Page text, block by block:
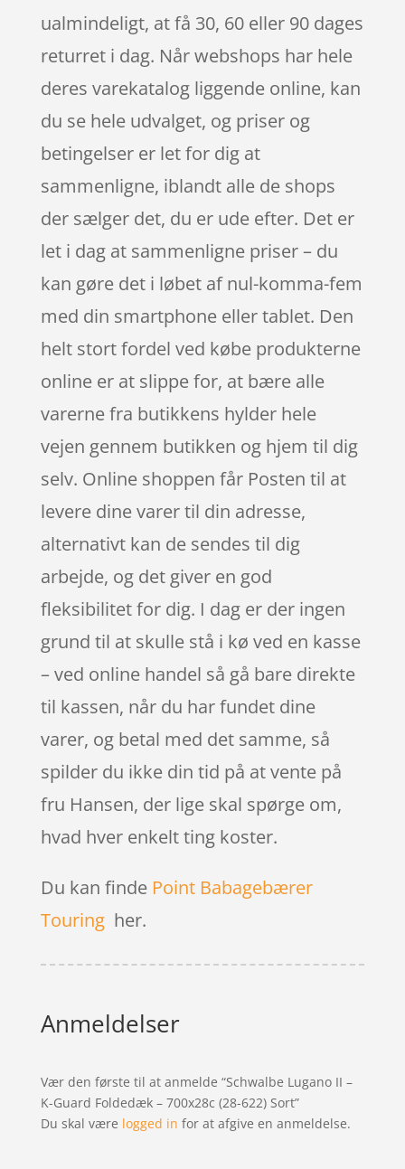
ualmindeligt, at få 30, 60 eller 90 dages
returret i dag. Når webshops har hele
deres varekatalog liggende online, kan
du se hele udvalget, og priser og
betingelser er let for dig at
sammenligne, iblandt alle de shops
der sælger det, du er ude efter. Det er
let i dag at sammenligne priser – du
kan gøre det i løbet af nul-komma-fem
med din smartphone eller tablet. Den
helt stort fordel ved købe produkterne
online er at slippe for, at bære alle
varerne fra butikkens hylder hele
vejen gennem butikken og hjem til dig
selv. Online shoppen får Posten til at
levere dine varer til din adresse,
alternativt kan de sendes til dig
arbejde, og det giver en god
fleksibilitet for dig. I dag er der ingen
grund til at skulle stå i kø ved en kasse
– ved online handel så gå bare direkte
til kassen, når du har fundet dine
varer, og betal med det samme, så
spilder du ikke din tid på at vente på
fru Hansen, der lige skal spørge om,
hvad hver enkelt ting koster.
Du kan finde Point Babagebærer
Touringher.
Anmeldelser
Vær den første til at anmelde “Schwalbe Lugano II –
K-Guard Foldedæk – 700x28c (28-622) Sort”
Du skal være logged in for at afgive en anmeldelse.